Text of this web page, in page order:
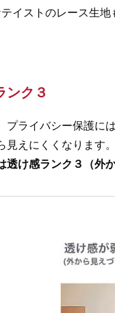
テイストのレース生
ンク３
プライバシー保護に
えにくくなります。
透け感ランク３（外